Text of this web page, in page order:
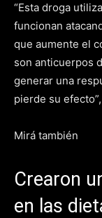
“Esta droga
funcionan
que aumente el
son anticuerpos
generar una
pierde su
Mirá también
Crearon
en las